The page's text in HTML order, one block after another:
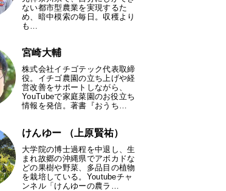
ない都市型農業を実現するた
め、暗中模索の毎日。収穫より
も…
宮崎大輔
株式会社イチゴテック代表取締
役。イチゴ農園の立ち上げや経
営改善をサポートしながら、
YouTubeで家庭菜園のお役立ち
情報を発信。著書『おうち…
けんゆー （上原賢祐）
大学院の博士過程を中退し、生
まれ故郷の沖縄県でアボカドな
どの果樹や野菜、多品目の植物
を栽培している。Youtubeチャ
ンネル「けんゆーの農ラ…